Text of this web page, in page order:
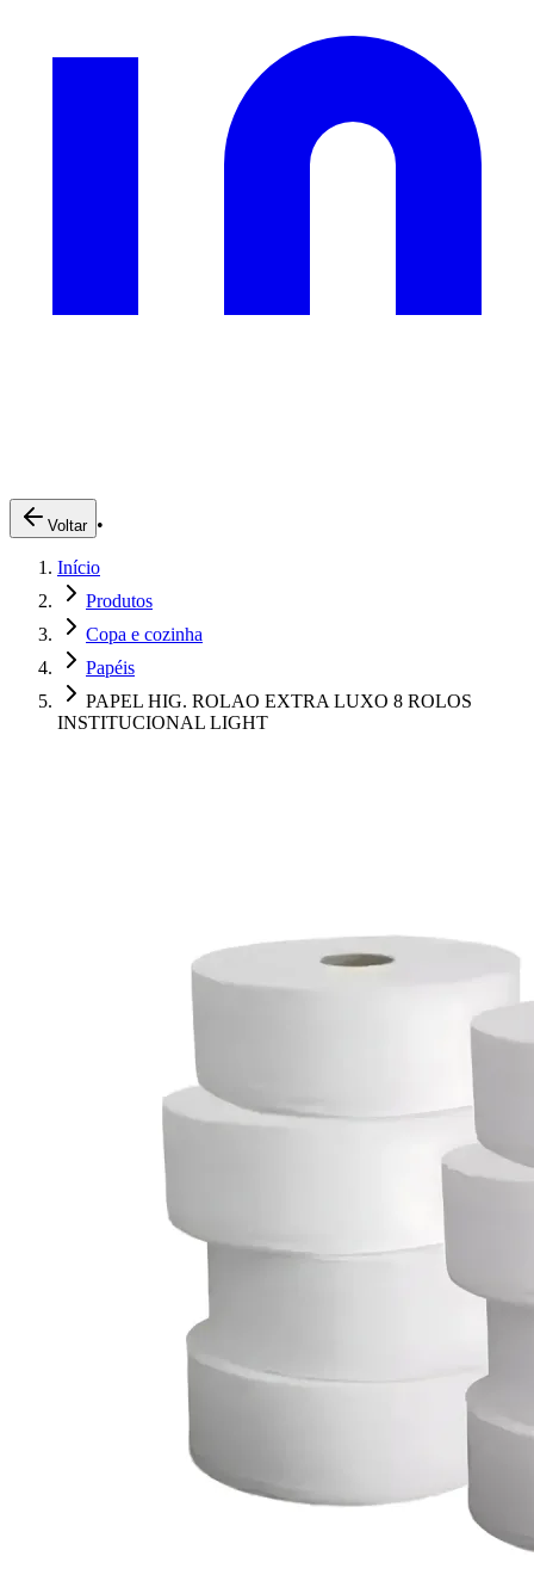
Pedidos Online
Trabalhe Conosco
Voltar •
Início
Produtos
Copa e cozinha
Papéis
PAPEL HIG. ROLAO EXTRA LUXO 8 ROLOS
INSTITUCIONAL LIGHT